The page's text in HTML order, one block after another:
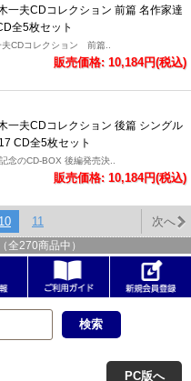
一夫CDコレクション 前篇 名作家達
全5枚セット
CDコレクション 前篇..
販売価格: 10,184円(税込)
一夫CDコレクション 後篇 シングル
CD全5枚セット
のCD-BOX 後編発売決..
販売価格: 10,184円(税込)
10 11 次へ
全270商品中）
PC版へ